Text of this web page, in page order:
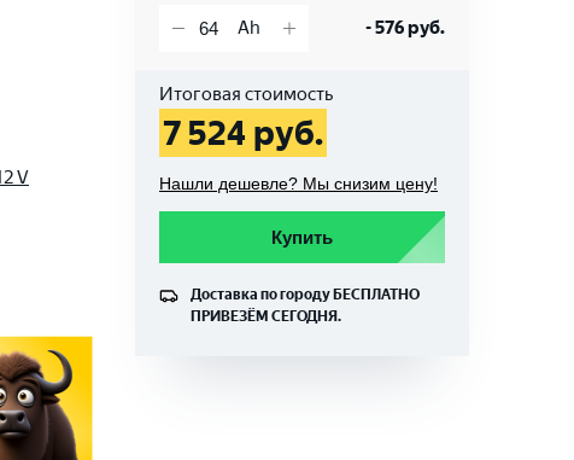
V
-576руб.
Итоговая стоимость
7 524 руб.
Нашли дешевле? Мы снизим цену!
Купить
Доставка по городу БЕСПЛАТНО
ПРИВЕЗЁМ СЕГОДНЯ.